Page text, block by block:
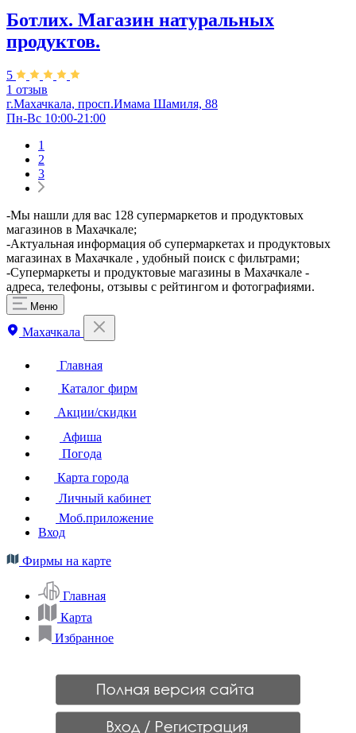
Ботлих. Магазин натуральных
продуктов.
5
1 отзыв
г.Махачкала, просп.Имама Шамиля, 88
Пн-Вс 10:00-21:00
1
2
3
​-Мы нашли для вас 128 супермаркетов и продуктовых
магазинов в Махачкале;
-Актуальная информация об супермаркетах и продуктовых
магазинах в Махачкале , удобный поиск с фильтрами;
-Супермаркеты и продуктовые магазины в Махачкале -
адреса, телефоны, отзывы с рейтингом и фотографиями.
Меню
Махачкала
Главная
Каталог фирм
Акции/скидки
Афиша
Погода
Карта города
Личный кабинет
Моб.приложение
Вход
Фирмы на карте
Главная
Карта
Избранное